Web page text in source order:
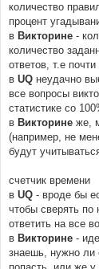
количество
процент
в Викторине -
количество
ответов, т.е
в UQ неудачно
все вопросы
статистике со
в Викторине же,
(например, не
будут
счетчик времени
в UQ - вроде бы
чтобы сверять
ответить на все
в Викторине -
знаешь, нужно ли